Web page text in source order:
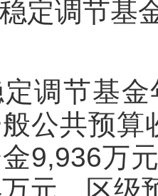
稳定调节基
调节基
公共预
9,936万